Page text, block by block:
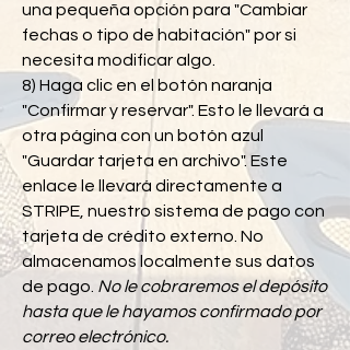
una pequeña opción para "Cambiar
fechas o tipo de habitación" por si
necesita modificar algo.
8) Haga clic en el botón naranja
"Confirmar y reservar". Esto le llevará a
otra página con un botón azul
"Guardar tarjeta en archivo". Este
enlace le llevará directamente a
STRIPE, nuestro sistema de pago con
tarjeta de crédito externo. No
almacenamos localmente sus datos
de pago. No le cobraremos el depósito
hasta que le hayamos confirmado por
correo electrónico.